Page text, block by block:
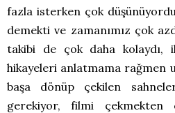
fazla isterken çok
demekti ve zamanımız çok
takibi de çok daha kolaydı,
hikayeleri anlatmama rağmen
başa dönüp çekilen
gerekiyor, filmi çekmekten